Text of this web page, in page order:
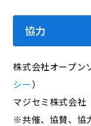
協力
株式会社オープン
シー）
マジセミ株式会社
※共催、協賛、協